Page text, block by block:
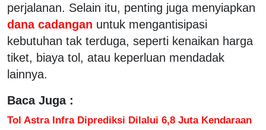
perjalanan. Selain itu, penting juga menyiapkan
dana cadangan untuk mengantisipasi
kebutuhan tak terduga, seperti kenaikan harga
tiket, biaya tol, atau keperluan mendadak
lainnya.
Baca Juga :
Tol Astra Infra Diprediksi Dilalui 6,8 Juta Kendaraan